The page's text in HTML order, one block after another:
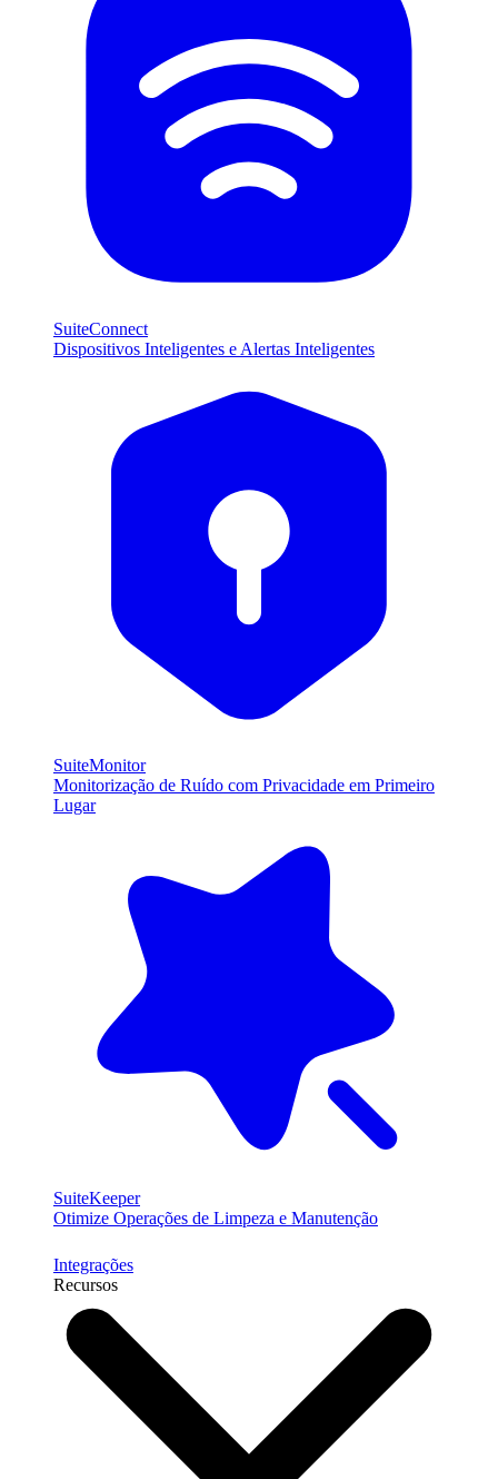
SuiteConnect
Dispositivos Inteligentes e Alertas Inteligentes
SuiteMonitor
Monitorização de Ruído com Privacidade em Primeiro
Lugar
SuiteKeeper
Otimize Operações de Limpeza e Manutenção
Integrações
Recursos